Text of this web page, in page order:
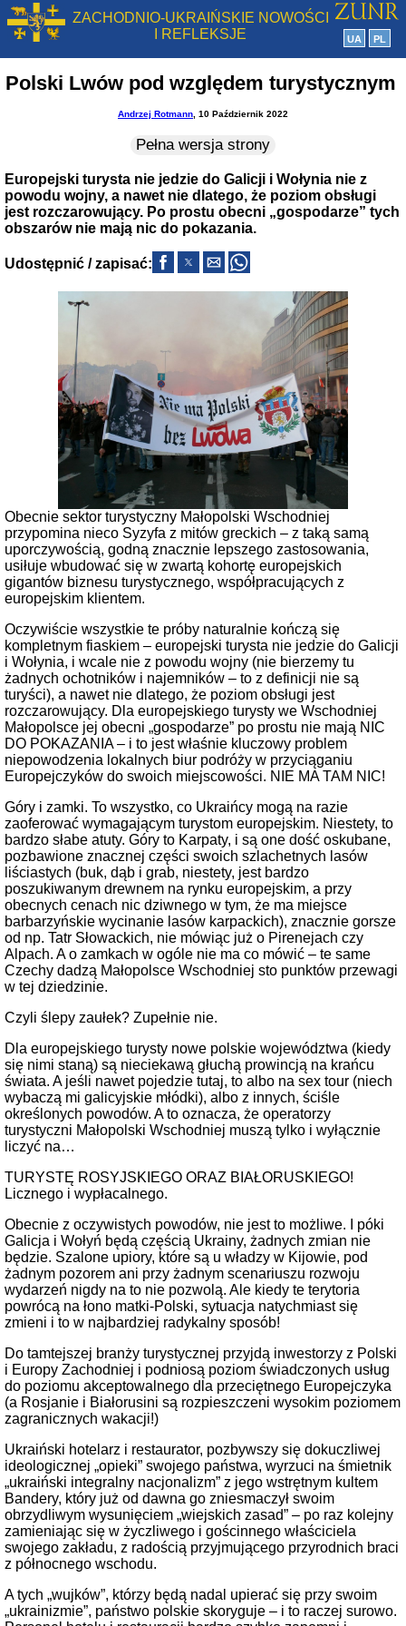
ZACHODNIO-UKRAIŃSKIE NOWOŚCI
I REFLEKSJE
UA PL
Polski Lwów pod względem turystycznym
Andrzej Rotmann , 10 Październik 2022
Pełna wersja strony
Europejski turysta nie jedzie do Galicji i Wołynia nie z
powodu wojny, a nawet nie dlatego, że poziom obsługi
jest rozczarowujący. Po prostu obecni „gospodarze” tych
obszarów nie mają nic do pokazania.
Udostępnić / zapisać:
Obecnie sektor turystyczny Małopolski Wschodniej
przypomina nieco Syzyfa z mitów greckich – z taką samą
uporczywością, godną znacznie lepszego zastosowania,
usiłuje wbudować się w zwartą kohortę europejskich
gigantów biznesu turystycznego, współpracujących z
europejskim klientem.
Oczywiście wszystkie te próby naturalnie kończą się
kompletnym fiaskiem – europejski turysta nie jedzie do Galicji
i Wołynia, i wcale nie z powodu wojny (nie bierzemy tu
żadnych ochotników i najemników – to z definicji nie są
turyści), a nawet nie dlatego, że poziom obsługi jest
rozczarowujący. Dla europejskiego turysty we Wschodniej
Małopolsce jej obecni „gospodarze” po prostu nie mają NIC
DO POKAZANIA – i to jest właśnie kluczowy problem
niepowodzenia lokalnych biur podróży w przyciąganiu
Europejczyków do swoich miejscowości. NIE MA TAM NIC!
Góry i zamki. To wszystko, co Ukraińcy mogą na razie
zaoferować wymagającym turystom europejskim. Niestety, to
bardzo słabe atuty. Góry to Karpaty, i są one dość oskubane,
pozbawione znacznej części swoich szlachetnych lasów
liściastych (buk, dąb i grab, niestety, jest bardzo
poszukiwanym drewnem na rynku europejskim, a przy
obecnych cenach nic dziwnego w tym, że ma miejsce
barbarzyńskie wycinanie lasów karpackich), znacznie gorsze
od np. Tatr Słowackich, nie mówiąc już o Pirenejach czy
Alpach. A o zamkach w ogóle nie ma co mówić – te same
Czechy dadzą Małopolsce Wschodniej sto punktów przewagi
w tej dziedzinie.
Czyli ślepy zaułek? Zupełnie nie.
Dla europejskiego turysty nowe polskie województwa (kiedy
się nimi staną) są nieciekawą głuchą prowincją na krańcu
świata. A jeśli nawet pojedzie tutaj, to albo na sex tour (niech
wybaczą mi galicyjskie młódki), albo z innych, ściśle
określonych powodów. A to oznacza, że ​​operatorzy
turystyczni Małopolski Wschodniej muszą tylko i wyłącznie
liczyć na…
TURYSTĘ ROSYJSKIEGO ORAZ BIAŁORUSKIEGO!
Licznego i wypłacalnego.
Obecnie z oczywistych powodów, nie jest to możliwe. I póki
Galicja i Wołyń będą częścią Ukrainy, żadnych zmian nie
będzie. Szalone upiory, które są u władzy w Kijowie, pod
żadnym pozorem ani przy żadnym scenariuszu rozwoju
wydarzeń nigdy na to nie pozwolą. Ale kiedy te terytoria
powrócą na łono matki-Polski, sytuacja natychmiast się
zmieni i to w najbardziej radykalny sposób!
Do tamtejszej branży turystycznej przyjdą inwestorzy z Polski
i Europy Zachodniej i podniosą poziom świadczonych usług
do poziomu akceptowalnego dla przeciętnego Europejczyka
(a Rosjanie i Białorusini są rozpieszczeni wysokim poziomem
zagranicznych wakacji!)
Ukraiński hotelarz i restaurator, pozbywszy się dokuczliwej
ideologicznej „opieki” swojego państwa, wyrzuci na śmietnik
„ukraiński integralny nacjonalizm” z jego wstrętnym kultem
Bandery, który już od dawna go zniesmaczył swoim
obrzydliwym wysunięciem „wiejskich zasad” – po raz kolejny
zamieniając się w życzliwego i gościnnego właściciela
swojego zakładu, z radością przyjmującego przyrodnich braci
z północnego wschodu.
A tych „wujków”, którzy będą nadal upierać się przy swoim
„ukrainizmie”, państwo polskie skoryguje – i to raczej surowo.